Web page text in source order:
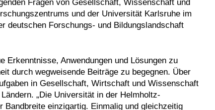
Fragen von Gesellschaft, Wissenschaft und
und der Universität Karlsruhe im
deutschen Forschungs- und Bildungslandschaft
Erkenntnisse, Anwendungen und Lösungen zu
durch wegweisende Beiträge zu begegnen. Über
in Gesellschaft, Wirtschaft und Wissenschaft
„Die Universität in der Helmholtz-
einzigartig. Einmalig und gleichzeitig